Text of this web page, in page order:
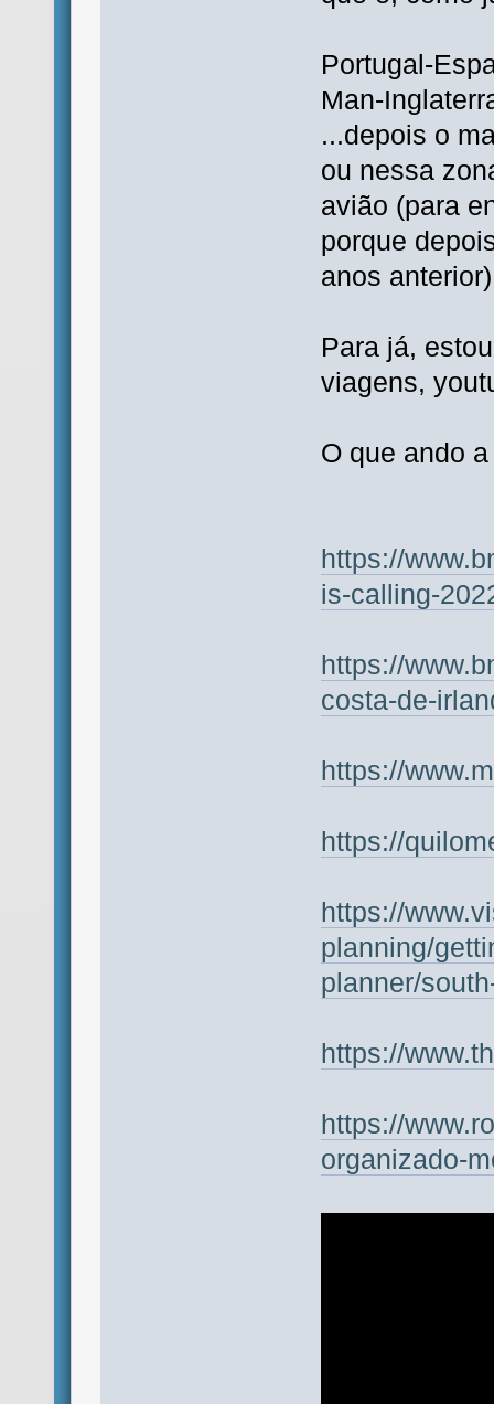
Portugal-
Man-
...depois o
ou nessa
avião (para
porque
anos
Para já,
viagens,
O que ando
https://
is-calling-
https://
costa-de-
https://
https://
https://
planning/
planner/
https://
https://
organizado-